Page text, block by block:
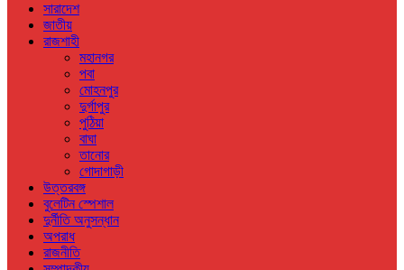
সারাদেশ
জাতীয়
রাজশাহী
মহানগর
পবা
মোহনপুর
দুর্গাপুর
পুঠিয়া
বাঘা
তানোর
গোদাগাড়ী
উত্তরবঙ্গ
বুলেটিন স্পেশাল
দুর্নীতি অনুসন্ধান
অপরাধ
রাজনীতি